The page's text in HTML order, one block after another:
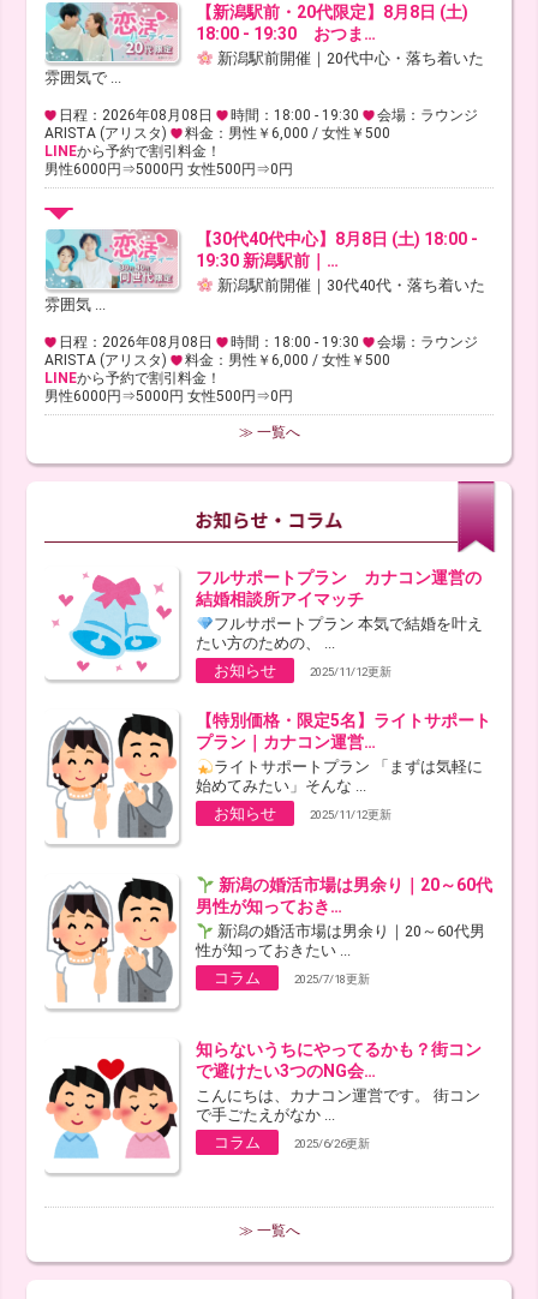
【新潟駅前・20代限定】8月8日 (土)
18:00 - 19:30 おつま…
新潟駅前開催｜20代中心・落ち着いた
雰囲気で ...
日程：2026年08月08日 時間：18:00 - 19:30
会場：ラウンジ
ARISTA (アリスタ)
料金：男性￥6,000 / 女性￥500
LINEから予約で割引料金！
男性6000円⇒5000円 女性500円⇒0円
【30代40代中心】8月8日 (土) 18:00 -
19:30 新潟駅前｜…
新潟駅前開催｜30代40代・落ち着いた
雰囲気 ...
日程：2026年08月08日 時間：18:00 - 19:30
会場：ラウンジ
ARISTA (アリスタ)
料金：男性￥6,000 / 女性￥500
LINEから予約で割引料金！
男性6000円⇒5000円 女性500円⇒0円
≫ 一覧へ
フルサポートプラン カナコン運営の
結婚相談所アイマッチ
フルサポートプラン 本気で結婚を叶え
たい方のための、 ...
お知らせ
2025/11/12更新
【特別価格・限定5名】ライトサポート
プラン｜カナコン運営…
ライトサポートプラン 「まずは気軽に
始めてみたい」そんな ...
お知らせ
2025/11/12更新
新潟の婚活市場は男余り｜20～60代
男性が知っておき…
新潟の婚活市場は男余り｜20～60代男
性が知っておきたい ...
コラム
2025/7/18更新
知らないうちにやってるかも？街コン
で避けたい3つのNG会…
こんにちは、カナコン運営です。 街コン
で手ごたえがなか ...
コラム
2025/6/26更新
≫ 一覧へ